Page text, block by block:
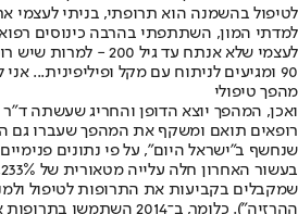
לטיפול בהשמנה הוא תרופתי, בניתי לעצמי
למדתי המון, השתתפתי בהרבה כינוסים
לעצמי שלא אנתח עד גיל
90 ומגיעים לניתוח עם מקל ופיליפינית... אני לא רוצה להגיע לזה".
מהפך טיפולי
ואכן, המהפך יוצא הדופן והחריג שעשתה
רופאים תואם ומשקף את המהפך שעברו גם
שנחשף ב"ישראל היום", על פי נתונים
שמקבלים בקביעות את התרופות לטיפול